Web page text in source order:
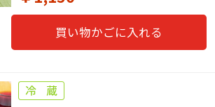
買い物かごに入れる